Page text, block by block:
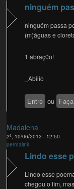
ninguém
ninguém passa
(m)águas e
1 abraç0o!
_Abilio
Entre ou
Madalena
2ª, 10/06/2013 - 12:50
permalink
Lindo esse
Lindo esse
chegou o fim,